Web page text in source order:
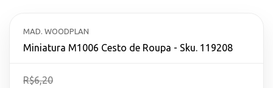
MAD. WOODPLAN
Miniatura M1006 Cesto de Roupa - Sku. 119208
R$6,20